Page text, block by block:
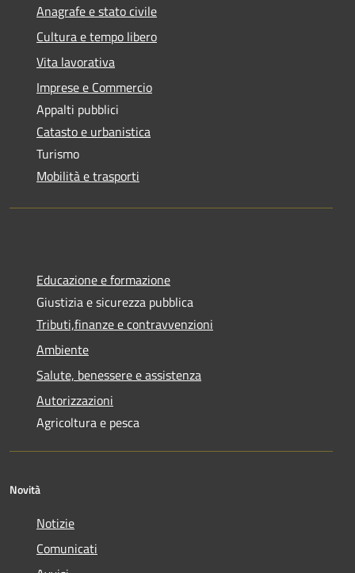
Anagrafe e stato civile
Cultura e tempo libero
Vita lavorativa
Imprese e Commercio
Appalti pubblici
Catasto e urbanistica
Turismo
Mobilità e trasporti
Educazione e formazione
Giustizia e sicurezza pubblica
Tributi,finanze e contravvenzioni
Ambiente
Salute, benessere e assistenza
Autorizzazioni
Agricoltura e pesca
Novità
Notizie
Comunicati